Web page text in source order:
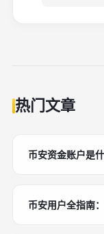
热门文章
币安资金账户是什
币安用户全指南